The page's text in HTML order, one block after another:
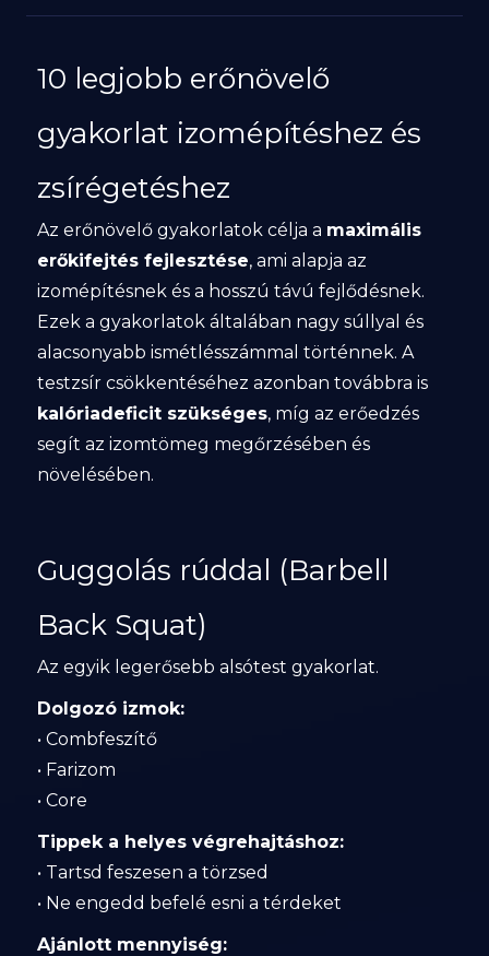
10 legjobb erőnövelő
gyakorlat izomépítéshez és
zsírégetéshez
Az erőnövelő gyakorlatok célja a maximális
erőkifejtés fejlesztése, ami alapja az
izomépítésnek és a hosszú távú fejlődésnek.
Ezek a gyakorlatok általában nagy súllyal és
alacsonyabb ismétlésszámmal történnek. A
testzsír csökkentéséhez azonban továbbra is
kalóriadeficit szükséges, míg az erőedzés
segít az izomtömeg megőrzésében és
növelésében.
Guggolás rúddal (Barbell
Back Squat)
Az egyik legerősebb alsótest gyakorlat.
Dolgozó izmok:
• Combfeszítő
• Farizom
• Core
Tippek a helyes végrehajtáshoz:
• Tartsd feszesen a törzsed
• Ne engedd befelé esni a térdeket
Ajánlott mennyiség: